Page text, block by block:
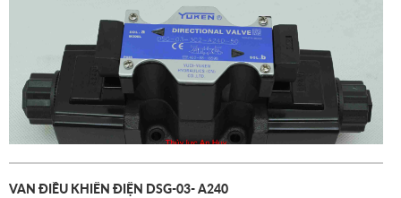
VAN ĐIỀU KHIỂN ĐIỆN DSG-03- A240